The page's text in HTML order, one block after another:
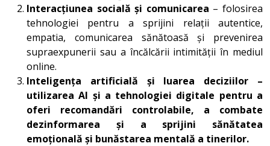
Interacțiunea socială și comunicarea – folosirea
tehnologiei pentru a sprijini relații autentice,
empatia, comunicarea sănătoasă și prevenirea
supraexpunerii sau a încălcării intimității în mediul
online.
Inteligența artificială și luarea deciziilor –
utilizarea AI și a tehnologiei digitale pentru a
oferi recomandări controlabile, a combate
dezinformarea și a sprijini sănătatea
emoțională și bunăstarea mentală a tinerilor.